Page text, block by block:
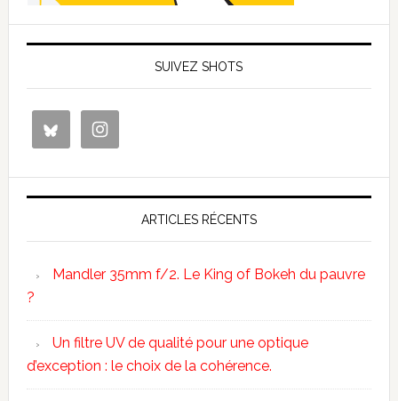
SUIVEZ SHOTS
ARTICLES RÉCENTS
Mandler 35mm f/2. Le King of Bokeh du pauvre
?
Un filtre UV de qualité pour une optique
d’exception : le choix de la cohérence.